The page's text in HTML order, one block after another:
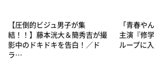
相席食堂
これ余談なんですけど・・・
～人生密着トークバラエティ！～
【圧倒的ビジュ男子が集
結！！】藤本洸大＆簡秀吉が撮
影中のドキドキを告白！／ド
ラ…
「青春や
主演『修
ループに